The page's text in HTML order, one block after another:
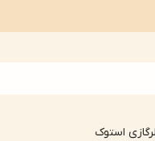
استوک